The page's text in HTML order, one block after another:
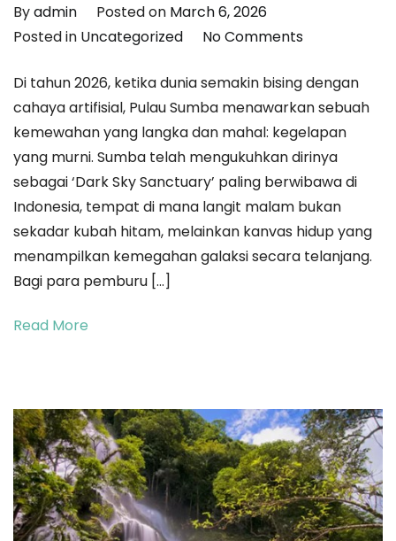
Byadmin Posted on March 6, 2026
Posted in Uncategorized No Commentson
Cahaya
Abadi:
Menembus
Kedalaman
Kosmos
Melalui
Lensa
Di tahun 2026, ketika dunia semakin bising dengan
cahaya artifisial, Pulau Sumba menawarkan sebuah
kemewahan yang langka dan mahal: kegelapan
yang murni. Sumba telah mengukuhkan dirinya
sebagai ‘Dark Sky Sanctuary’ paling berwibawa di
Indonesia, tempat di mana langit malam bukan
sekadar kubah hitam, melainkan kanvas hidup yang
menampilkan kemegahan galaksi secara telanjang.
Bagi para pemburu […]
Read More